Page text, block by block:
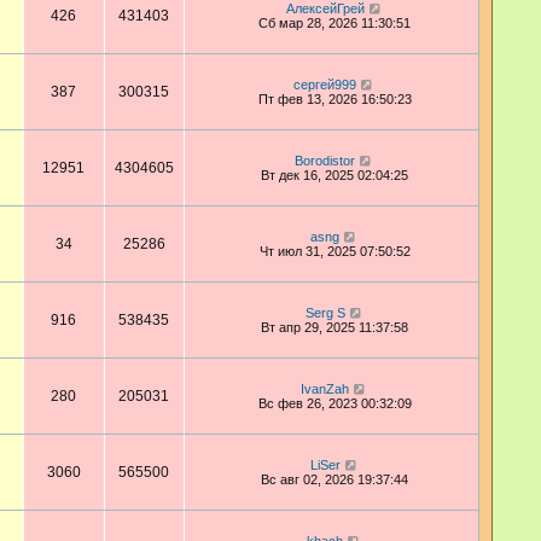
426 431403
АлексейГрей
Сб мар 28, 2026 11:30:51
387 300315
сергей999
Пт фев 13, 2026 16:50:23
12951 4304605
Borodistor
Вт дек 16, 2025 02:04:25
34 25286
asng
Чт июл 31, 2025 07:50:52
916 538435
Serg S
Вт апр 29, 2025 11:37:58
280 205031
IvanZah
Вс фев 26, 2023 00:32:09
3060 565500
LiSer
Вс авг 02, 2026 19:37:44